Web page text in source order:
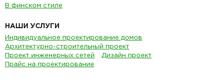
В финском стиле
НАШИ УСЛУГИ
Индивидуальное проектирование домов
Архитектурно-строительный проект
Проект инженерных сетей
Дизайн проект
Прайс на проектирование